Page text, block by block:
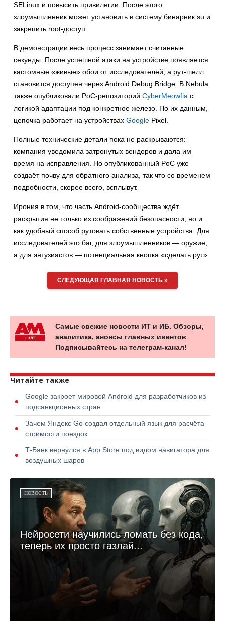
SELinux и повысить привилегии. После этого
злоумышленник может установить в систему бинарник su и
закрепить root-доступ.
В демонстрации весь процесс занимает считанные
секунды. После успешной атаки на устройстве появляется
кастомные «живые» обои от исследователей, а рут-шелл
становится доступен через Android Debug Bridge. В Nebula
также опубликовали PoC-репозиторий CyberMeowfia с
логикой адаптации под конкретное железо. По их данным,
цепочка работает на устройствах Google Pixel.
Полные технические детали пока не раскрываются:
компания уведомила затронутых вендоров и дала им
время на исправления. Но опубликованный PoC уже
создаёт почву для обратного анализа, так что со временем
подробности, скорее всего, всплывут.
Ирония в том, что часть Android-сообщества ждёт
раскрытия не только из соображений безопасности, но и
как удобный способ рутовать собственные устройства. Для
исследователей это баг, для злоумышленников — оружие,
а для энтузиастов — потенциальная кнопка «сделать рут».
СЛЕДУЮЩАЯ ГЛАВНАЯ НОВОСТЬ »
Самые свежие новости ИТ и ИБ. Обзоры,
аналитика, анонсы главных ивентов
Подписывайтесь на телеграм-канал!
Читайте также
Google закроет мировой Android для разработчиков из
подсанкционных стран
Зачем Яндекс Go создал отдельный язык для расчёта
стоимости поездок
Т-Банк вернулся в App Store под видом навигатора для
воздушных шаров
НОВОСТЬ
Нейросети научились ломать без кода,
теперь их просто газлай...